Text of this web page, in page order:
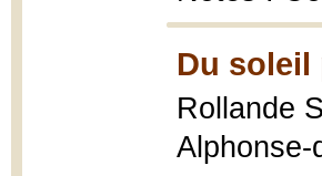
Du soleil
Rollande